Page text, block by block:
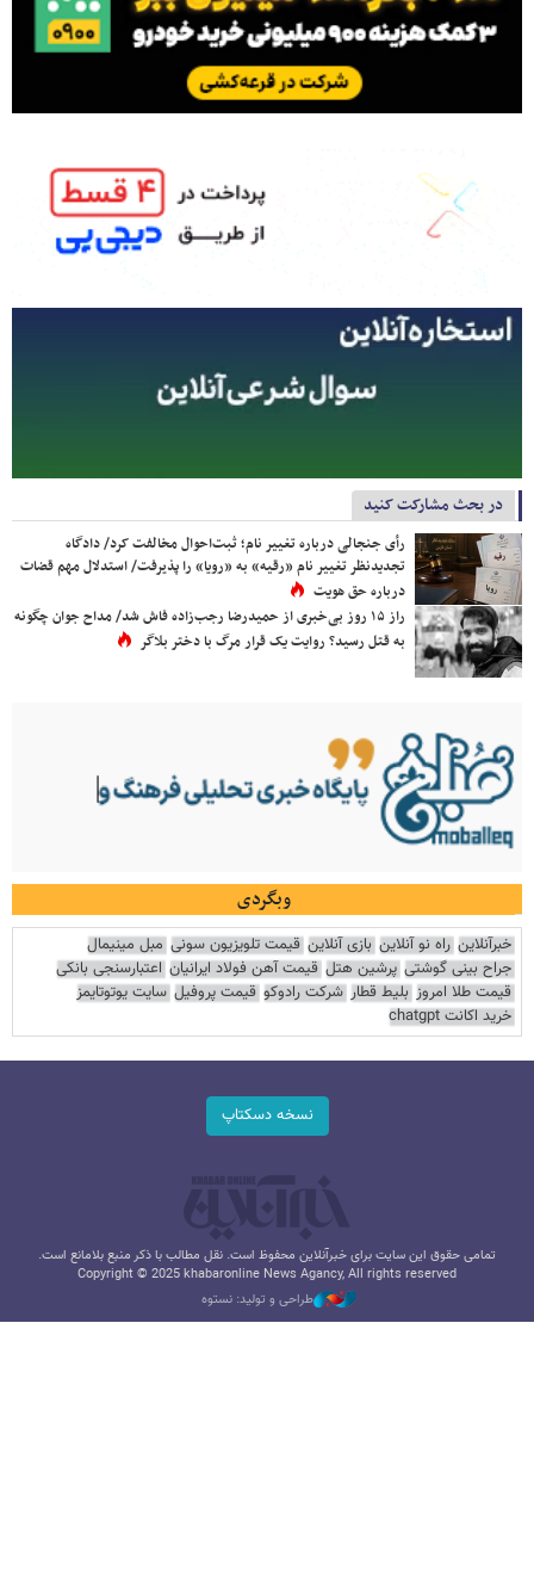
در بحث مشارکت کنید
رأی جنجالی درباره تغییر نام؛ ثبت‌احوال مخالفت کرد/ دادگاه
تجدیدنظر تغییر نام «رقیه» به «رویا» را پذیرفت/ استدلال مهم قضات
درباره حق هویت
راز ۱۵ روز بی‌خبری از حمیدرضا رجب‌زاده فاش شد/ مداح جوان چگونه
به قتل رسید؟ روایت یک قرار مرگ با دختر بلاگر
وبگردی
خبرآنلاین راه نو آنلاین بازی آنلاین قیمت تلویزیون سونی مبل مینیمال
جراح بینی گوشتی پرشین هتل قیمت آهن فولاد ایرانیان اعتبارسنجی بانکی
قیمت طلا امروز بلیط قطار شرکت رادوکو قیمت پروفیل سایت یوتوتایمز
خرید اکانت chatgpt
نسخه دسکتاپ
تمامی حقوق این سایت برای خبرآنلاین محفوظ است. نقل مطالب با ذکر منبع بلامانع است.
Copyright © 2025 khabaronline News Agancy, All rights reserved
طراحی و تولید: نستوه